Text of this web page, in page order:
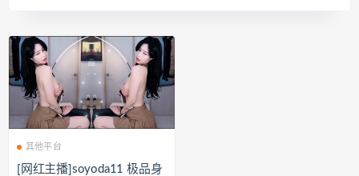
其他平台
[网红主播]soyoda11 极品身